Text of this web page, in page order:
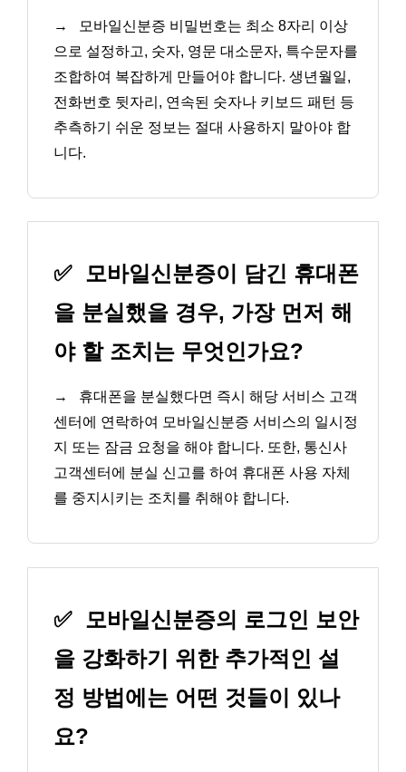
→
모바일신분증 비밀번호는 최소 8자리 이상
으로 설정하고, 숫자, 영문 대소문자, 특수문자를
조합하여 복잡하게 만들어야 합니다. 생년월일,
전화번호 뒷자리, 연속된 숫자나 키보드 패턴 등
추측하기 쉬운 정보는 절대 사용하지 말아야 합
니다.
✅ 모바일신분증이 담긴 휴대폰
을 분실했을 경우, 가장 먼저 해
야 할 조치는 무엇인가요?
→
휴대폰을 분실했다면 즉시 해당 서비스 고객
센터에 연락하여 모바일신분증 서비스의 일시정
지 또는 잠금 요청을 해야 합니다. 또한, 통신사
고객센터에 분실 신고를 하여 휴대폰 사용 자체
를 중지시키는 조치를 취해야 합니다.
✅ 모바일신분증의 로그인 보안
을 강화하기 위한 추가적인 설
정 방법에는 어떤 것들이 있나
요?